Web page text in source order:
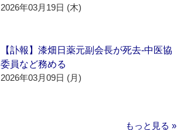
2026年03月19日 (木)
【訃報】漆畑日薬元副会長が死去‐中医協
委員など務める
2026年03月09日 (月)
もっと見る »